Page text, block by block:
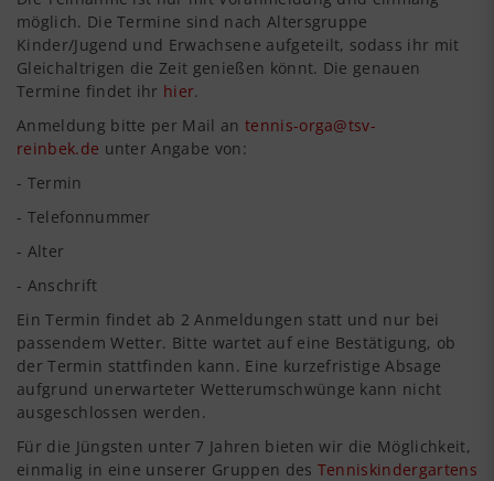
möglich. Die Termine sind nach Altersgruppe
Kinder/Jugend und Erwachsene aufgeteilt, sodass ihr mit
Gleichaltrigen die Zeit genießen könnt. Die genauen
Termine findet ihr hier.
Anmeldung bitte per Mail an tennis-orga@tsv-
reinbek.de unter Angabe von:
- Termin
- Telefonnummer
- Alter
- Anschrift
Ein Termin findet ab 2 Anmeldungen statt und nur bei
passendem Wetter. Bitte wartet auf eine Bestätigung, ob
der Termin stattfinden kann. Eine kurzefristige Absage
aufgrund unerwarteter Wetterumschwünge kann nicht
ausgeschlossen werden.
Für die Jüngsten unter 7 Jahren bieten wir die Möglichkeit,
einmalig in eine unserer Gruppen des Tenniskindergartens